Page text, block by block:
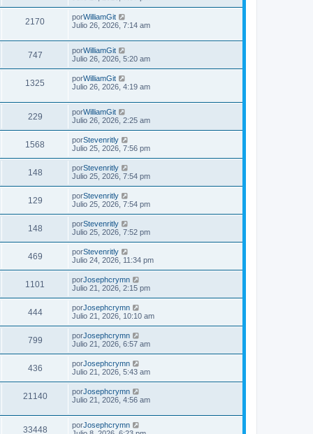
s
j
2170 porWilliamGit
Julio 26, 2026, 7:14 am
747 porWilliamGit
Julio 26, 2026, 5:20 am
1325 porWilliamGit
Julio 26, 2026, 4:19 am
229 porWilliamGit
Julio 26, 2026, 2:25 am
1568 porStevenritly
Julio 25, 2026, 7:56 pm
148 porStevenritly
Julio 25, 2026, 7:54 pm
129 porStevenritly
Julio 25, 2026, 7:54 pm
148 porStevenritly
Julio 25, 2026, 7:52 pm
469 porStevenritly
Julio 24, 2026, 11:34 pm
1101 porJosephcrymn
Julio 21, 2026, 2:15 pm
444 porJosephcrymn
Julio 21, 2026, 10:10 am
799 porJosephcrymn
Julio 21, 2026, 6:57 am
436 porJosephcrymn
Julio 21, 2026, 5:43 am
21140 porJosephcrymn
Julio 21, 2026, 4:56 am
33448 porJosephcrymn